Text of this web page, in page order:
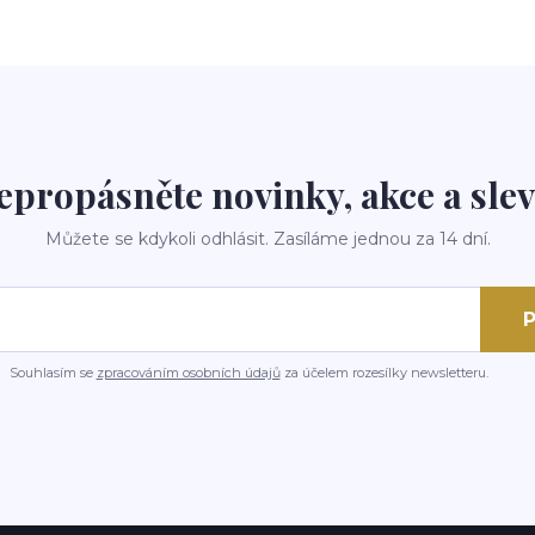
novinky, akce a
Můžete se kdykoli odhlásit. Zasíláme jednou za 14 dní.
Souhlasím se zpracováním osobních údajůza účelem rozesílky newsletteru.